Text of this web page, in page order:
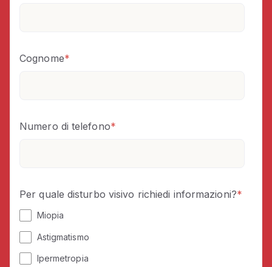
Cognome*
Numero di telefono*
Per quale disturbo visivo richiedi informazioni?*
Miopia
Astigmatismo
Ipermetropia